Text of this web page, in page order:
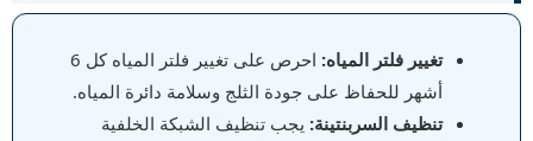
تغيير فلتر المياه:
احرص على تغيير فلتر المياه كل 6
أشهر للحفاظ على جودة الثلج وسلامة دائرة المياه.
تنظيف السربنتينة: يجب تنظيف الشبكة الخلفية